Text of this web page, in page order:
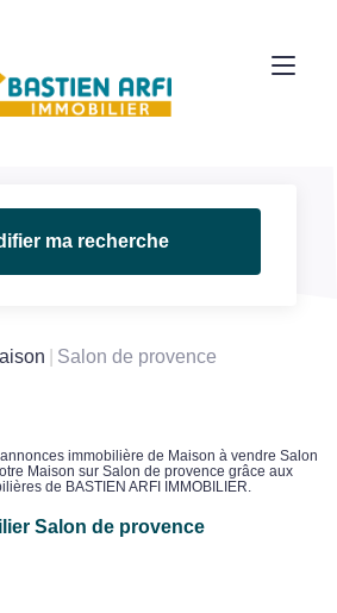
ma recherche
Salon de provence
immobilière de Maison à vendre Salon
Maison sur Salon de provence grâce aux
de BASTIEN ARFI IMMOBILIER.
Salon de provence